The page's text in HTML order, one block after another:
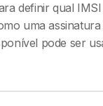
definir qual IMSI
uma assinatura
pode ser